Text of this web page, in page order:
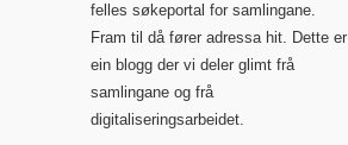
felles søkeportal for samlingane.
Fram til då fører adressa hit. Dette er
ein blogg der vi deler glimt frå
samlingane og frå
digitaliseringsarbeidet.